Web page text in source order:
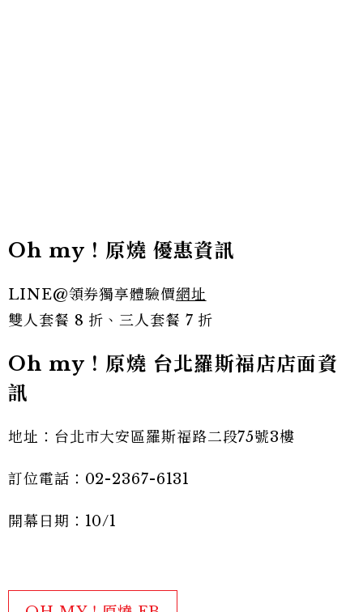
Oh my！原燒 優惠資訊
LINE@領券獨享體驗價網址
雙人套餐 8 折、三人套餐 7 折
Oh my！原燒 台北羅斯福店店面資
訊
地址：台北市大安區羅斯福路二段75號3樓
訂位電話：02-2367-6131
開幕日期：10/1